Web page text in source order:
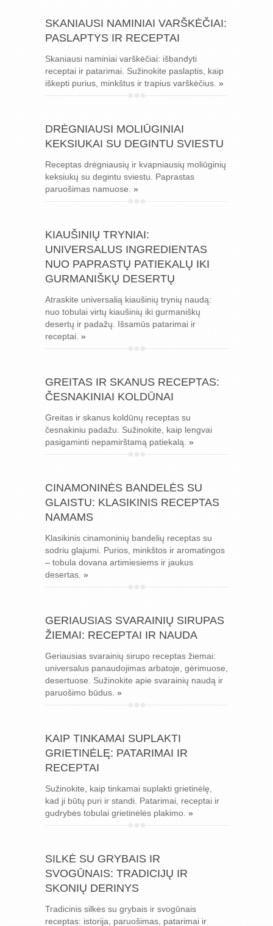
SKANIAUSI NAMINIAI VARŠKĖČIAI:
PASLAPTYS IR RECEPTAI
Skaniausi naminiai varškėčiai: išbandyti
receptai ir patarimai. Sužinokite paslaptis, kaip
iškepti purius, minkštus ir trapius varškėčius. »
DRĖGNIAUSI MOLIŪGINIAI
KEKSIUKAI SU DEGINTU SVIESTU
Receptas drėgniausių ir kvapniausių moliūginių
keksiukų su degintu sviestu. Paprastas
paruošimas namuose. »
KIAUŠINIŲ TRYNIAI:
UNIVERSALUS INGREDIENTAS
NUO PAPRASTŲ PATIEKALŲ IKI
GURMANIŠKŲ DESERTŲ
Atraskite universalią kiaušinių trynių naudą:
nuo tobulai virtų kiaušinių iki gurmaniškų
desertų ir padažų. Išsamūs patarimai ir
receptai. »
GREITAS IR SKANUS RECEPTAS:
ČESNAKINIAI KOLDŪNAI
Greitas ir skanus koldūnų receptas su
česnakiniu padažu. Sužinokite, kaip lengvai
pasigaminti nepamirštamą patiekalą. »
CINAMONINĖS BANDELĖS SU
GLAISTU: KLASIKINIS RECEPTAS
NAMAMS
Klasikinis cinamoninių bandelių receptas su
sodriu glajumi. Purios, minkštos ir aromatingos
– tobula dovana artimiesiems ir jaukus
desertas. »
GERIAUSIAS SVARAINIŲ SIRUPAS
ŽIEMAI: RECEPTAI IR NAUDA
Geriausias svarainių sirupo receptas žiemai:
universalus panaudojimas arbatoje, gėrimuose,
desertuose. Sužinokite apie svarainių naudą ir
paruošimo būdus. »
KAIP TINKAMAI SUPLAKTI
GRIETINĖLĘ: PATARIMAI IR
RECEPTAI
Sužinokite, kaip tinkamai suplakti grietinėlę,
kad ji būtų puri ir standi. Patarimai, receptai ir
gudrybės tobulai grietinėlės plakimo. »
SILKĖ SU GRYBAIS IR
SVOGŪNAIS: TRADICIJŲ IR
SKONIŲ DERINYS
Tradicinis silkės su grybais ir svogūnais
receptas: istorija, paruošimas, patarimai ir